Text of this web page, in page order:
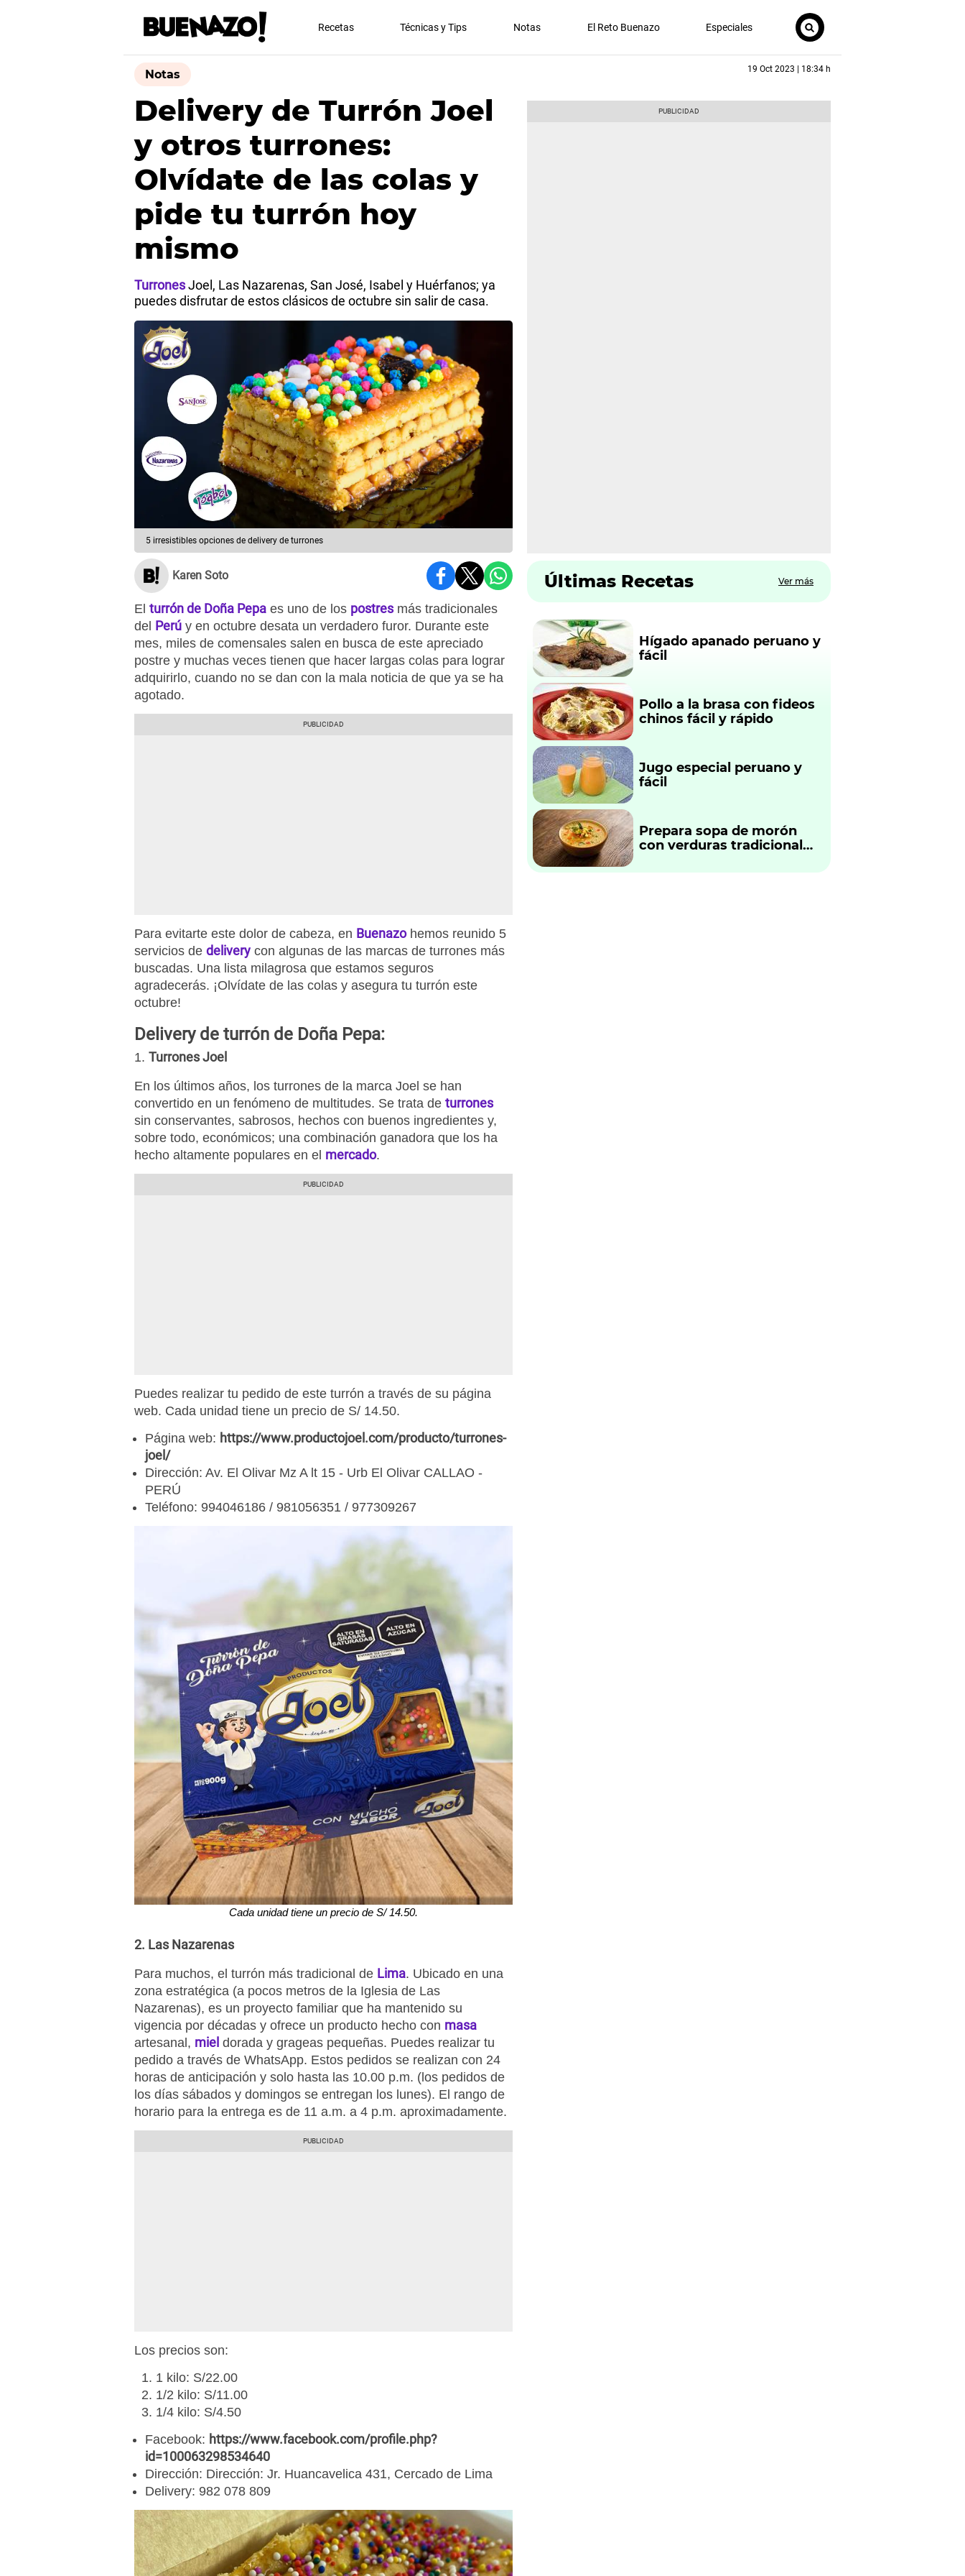
Recetas Técnicas y Tips Notas El Reto Buenazo Especiales
Notas 19 Oct 2023 | 18:34 h
Delivery de Turrón Joel
y otros turrones:
Olvídate de las colas y
pide tu turrón hoy
mismo
TurronesJoel, Las Nazarenas, San José, Isabel y Huérfanos; ya
puedes disfrutar de estos clásicos de octubre sin salir de casa.
5 irresistibles opciones de delivery de turrones
Karen Soto
El turrón de Doña Pepa es uno de los postres más tradicionales
del Perú y en octubre desata un verdadero furor. Durante este
mes, miles de comensales salen en busca de este apreciado
postre y muchas veces tienen que hacer largas colas para lograr
adquirirlo, cuando no se dan con la mala noticia de que ya se ha
agotado.
Para evitarte este dolor de cabeza, en Buenazohemos reunido 5
servicios de delivery con algunas de las marcas de turrones más
buscadas. Una lista milagrosa que estamos seguros
agradecerás. ¡Olvídate de las colas y asegura tu turrón este
octubre!
Delivery de turrón de Doña Pepa:
1. Turrones Joel
En los últimos años, los turrones de la marca Joel se han
convertido en un fenómeno de multitudes. Se trata de turrones
sin conservantes, sabrosos, hechos con buenos ingredientes y,
sobre todo, económicos; una combinación ganadora que los ha
hecho altamente populares en el mercado.
Puedes realizar tu pedido de este turrón a través de su página
web. Cada unidad tiene un precio de S/ 14.50.
Página web: https://www.productojoel.com/producto/turrones-
joel/
Dirección: Av. El Olivar Mz A lt 15 - Urb El Olivar CALLAO -
PERÚ
Teléfono: 994046186 / 981056351 / 977309267
Cada unidad tiene un precio de S/ 14.50.
2. Las Nazarenas
Para muchos, el turrón más tradicional de Lima. Ubicado en una
zona estratégica (a pocos metros de la Iglesia de Las
Nazarenas), es un proyecto familiar que ha mantenido su
vigencia por décadas y ofrece un producto hecho con masa
artesanal, miel dorada y grageas pequeñas. Puedes realizar tu
pedido a través de WhatsApp. Estos pedidos se realizan con 24
horas de anticipación y solo hasta las 10.00 p.m. (los pedidos de
los días sábados y domingos se entregan los lunes). El rango de
horario para la entrega es de 11 a.m. a 4 p.m. aproximadamente.
Los precios son:
1 kilo: S/22.00
1/2 kilo: S/11.00
1/4 kilo: S/4.50
Facebook: https://www.facebook.com/profile.php?
id=100063298534640
Dirección: Dirección: Jr. Huancavelica 431, Cercado de Lima
Delivery: 982 078 809
Últimas Recetas Ver más
Hígado apanado peruano y
fácil
Pollo a la brasa con fideos
chinos fácil y rápido
Jugo especial peruano y
fácil
Prepara sopa de morón
con verduras tradicional